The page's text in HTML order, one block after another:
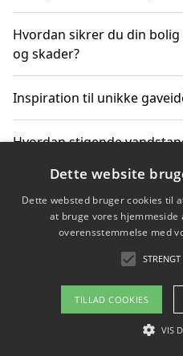
Hvordan sikrer du din
og skader?
Inspiration til unikke
Hvordan stigende
Sådan vælger du de
vandreture i Danmark
Copyright
Om / kontakt
Dette website
Dette websted bruger cookies til
at bruge vores hjemmeside
overensstemmelse med
TILLAD COOKIES
VIS